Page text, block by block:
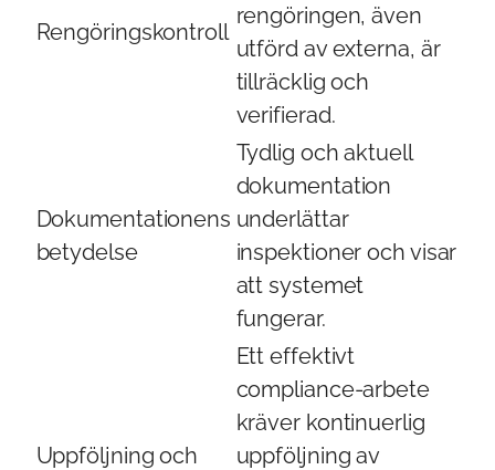
Rengöringskontroll
rengöringen, även
utförd av externa, är
tillräcklig och
verifierad.
Dokumentationens
betydelse
Tydlig och aktuell
dokumentation
underlättar
inspektioner och visar
att systemet
fungerar.
Uppföljning och
Ett effektivt
compliance-arbete
kräver kontinuerlig
uppföljning av